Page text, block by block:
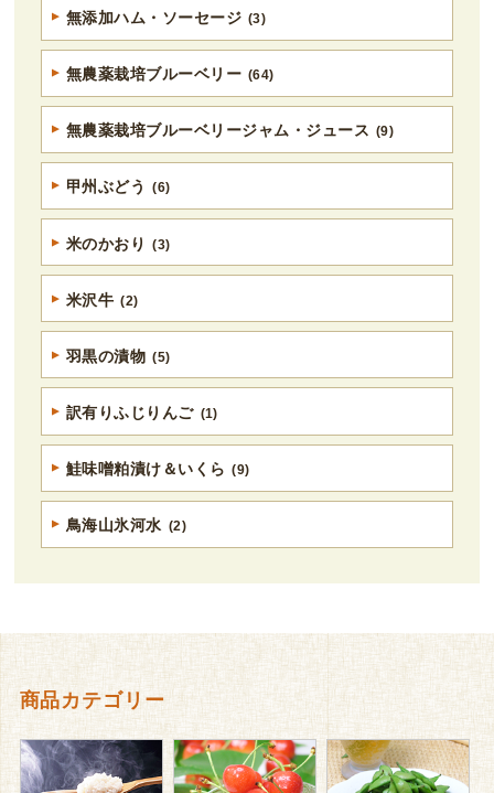
無添加ハム・ソーセージ (3)
無農薬栽培ブルーベリー (64)
無農薬栽培ブルーベリージャム・ジュース (9)
甲州ぶどう (6)
米のかおり (3)
米沢牛 (2)
羽黒の漬物 (5)
訳有りふじりんご (1)
鮭味噌粕漬け＆いくら (9)
鳥海山氷河水 (2)
商品カテゴリー